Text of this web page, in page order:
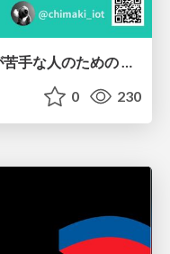
[ChatGPT Work LT]事務作業が苦手な人のための バックオフィスの「半」自動化
0 230